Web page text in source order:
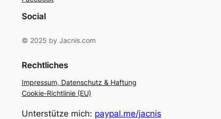
Social
© 2025 by Jacnis.com
Rechtliches
Impressum, Datenschutz & Haftung
Cookie-Richtlinie (EU)
Unterstütze mich: paypal.me/jacnis